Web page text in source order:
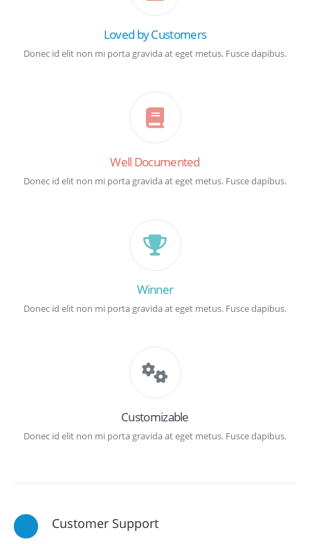
Loved by Customers
Donec id elit non mi porta gravida at eget metus. Fusce dapibus.
Well Documented
Donec id elit non mi porta gravida at eget metus. Fusce dapibus.
Winner
Donec id elit non mi porta gravida at eget metus. Fusce dapibus.
Customizable
Donec id elit non mi porta gravida at eget metus. Fusce dapibus.
Customer Support